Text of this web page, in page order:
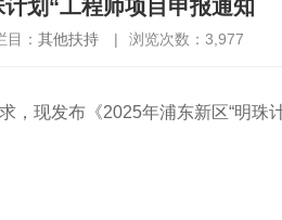
划“工程师项目申报通知
目： 其他扶持 | 浏览次数： 3,977
现发布《2025年浦东新区“明珠